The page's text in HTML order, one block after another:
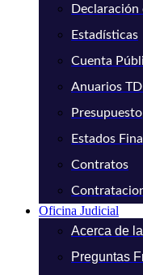
Estadísticas
Cuenta
Anuarios
Presupuesto
Estados
Contratos
Oficina Judicial
Acerca de
Preguntas